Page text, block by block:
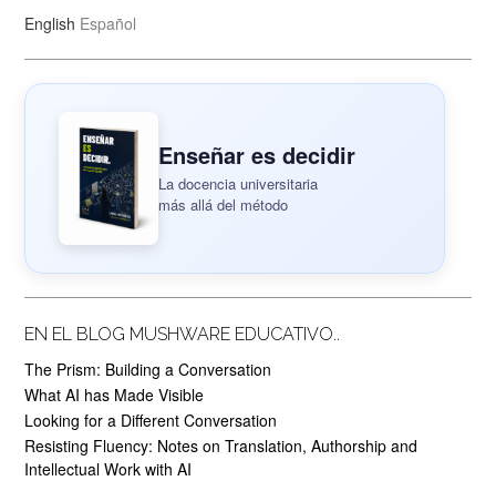
English Español
Enseñar es decidir
La docencia universitaria
más allá del método
EN EL BLOG MUSHWARE EDUCATIVO..
The Prism: Building a Conversation
What AI has Made Visible
Looking for a Different Conversation
Resisting Fluency: Notes on Translation, Authorship and
Intellectual Work with AI